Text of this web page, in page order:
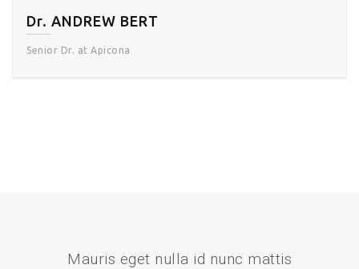
Dr. ANDREW BERT
Senior Dr. at Apicona
Mauris eget nulla id nunc mattis